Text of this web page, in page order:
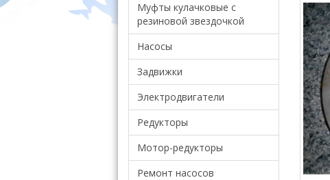
Муфты кулачковые с
резиновой звездочкой
Насосы
Задвижки
Электродвигатели
Редукторы
Мотор-редукторы
Ремонт насосов